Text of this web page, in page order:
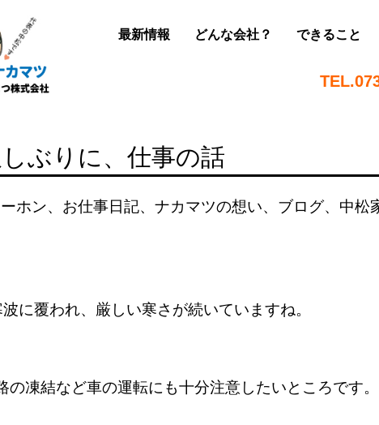
最新情報 どんな会社？ できること
ぶりに、仕事の話
ホン、 お仕事日記、 ナカマツの想い、 ブログ、 中松
に覆われ、厳しい寒さが続いていますね。
凍結など車の運転にも十分注意したいところです。